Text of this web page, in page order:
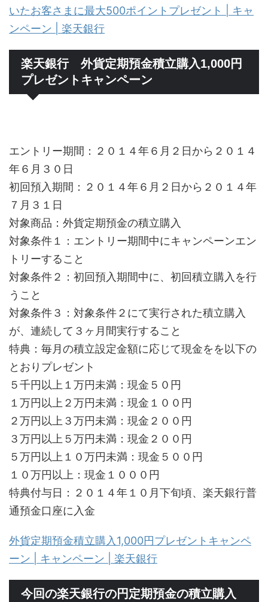
いたお客さまに最大500ポイントプレゼント | キャ
ンペーン | 楽天銀行
楽天銀行 外貨定期預金積立購入1,000円
プレゼントキャンペーン
エントリー期間：２０１４年６月２日から２０１４
年６月３０日
初回預入期間：２０１４年６月２日から２０１４年
７月３１日
対象商品：外貨定期預金の積立購入
対象条件１：エントリー期間中にキャンペーンエン
トリーすること
対象条件２：初回預入期間中に、初回積立購入を行
うこと
対象条件３：対象条件２にて実行された積立購入
が、連続して３ヶ月間実行すること
特典：毎月の積立設定金額に応じて現金をを以下の
とおりプレゼント
５千円以上１万円未満：現金５０円
１万円以上２万円未満：現金１００円
２万円以上３万円未満：現金２００円
３万円以上５万円未満：現金２００円
５万円以上１０万円未満：現金５００円
１０万円以上：現金１０００円
特典付与日：２０１４年１０月下旬頃、楽天銀行普
通預金口座に入金
外貨定期預金積立購入1,000円プレゼントキャンペ
ーン | キャンペーン | 楽天銀行
今回の楽天銀行の円定期預金の積立購入